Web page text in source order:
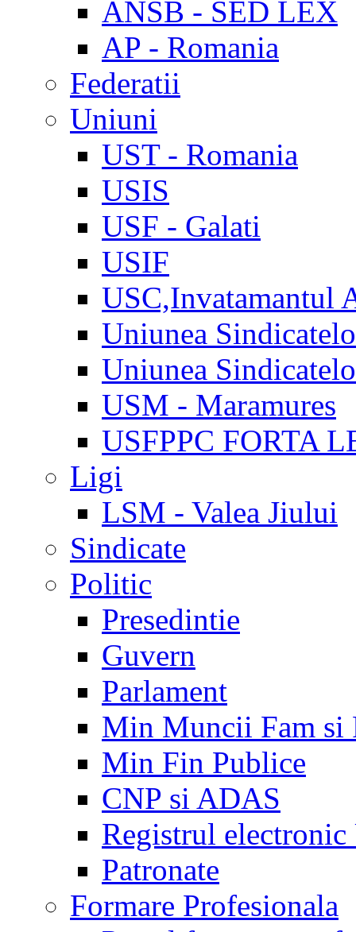
ANSB - SED LEX
AP - Romania
Federatii
Uniuni
UST - Romania
USIS
USF - Galati
USIF
USC,Invatamantul
Uniunea
Uniunea
USM - Maramures
USFPPC FORTA
Ligi
LSM - Valea Jiului
Sindicate
Politic
Presedintie
Guvern
Parlament
Min Muncii Fam si
Min Fin Publice
CNP si ADAS
Registrul electronic
Patronate
Formare Profesionala